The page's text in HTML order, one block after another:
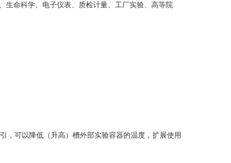
生命科学、电子仪表、质检计量、工厂实验、高等院
，可以降低（升高）槽外部实验容器的温度，扩展使用